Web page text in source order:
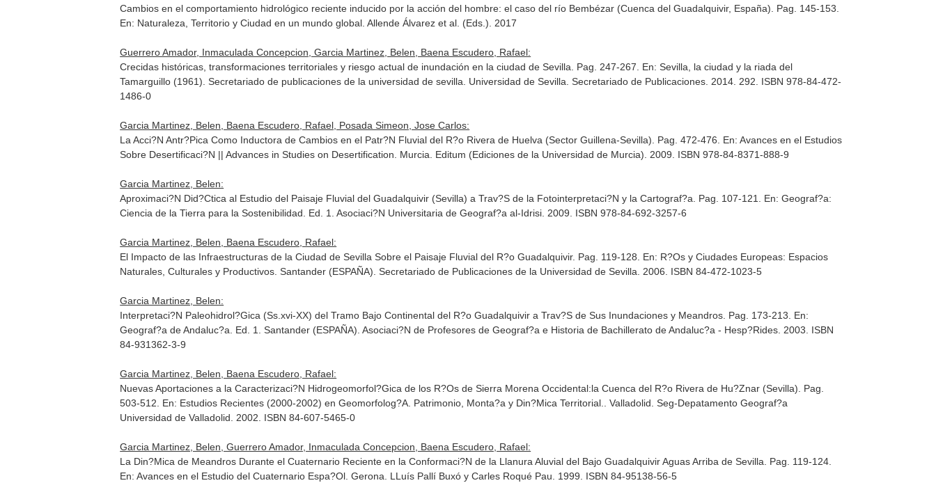
Cambios en el comportamiento hidrológico reciente inducido por la acción del hombre: el caso del río Bembézar (Cuenca del Guadalquivir, España). Pag. 145-153.
En: Naturaleza, Territorio y Ciudad en un mundo global . Allende Álvarez et al. (Eds.). 2017
Guerrero Amador, Inmaculada Concepcion, Garcia Martinez, Belen, Baena Escudero, Rafael:
Crecidas históricas, transformaciones territoriales y riesgo actual de inundación en la ciudad de Sevilla. Pag. 247-267. En: Sevilla, la ciudad y la riada del
Tamarguillo (1961) . Secretariado de publicaciones de la universidad de sevilla. Universidad de Sevilla. Secretariado de Publicaciones. 2014. 292. ISBN 978-84-472-
1486-0
Garcia Martinez, Belen, Baena Escudero, Rafael, Posada Simeon, Jose Carlos:
La Acci?N Antr?Pica Como Inductora de Cambios en el Patr?N Fluvial del R?o Rivera de Huelva (Sector Guillena-Sevilla). Pag. 472-476. En: Avances en el Estudios
Sobre Desertificaci?N || Advances in Studies on Desertification . Murcia. Editum (Ediciones de la Universidad de Murcia). 2009. ISBN 978-84-8371-888-9
Garcia Martinez, Belen:
Aproximaci?N Did?Ctica al Estudio del Paisaje Fluvial del Guadalquivir (Sevilla) a Trav?S de la Fotointerpretaci?N y la Cartograf?a. Pag. 107-121. En: Geograf?a:
Ciencia de la Tierra para la Sostenibilidad . Ed. 1. Asociaci?N Universitaria de Geograf?a al-Idrisi. 2009. ISBN 978-84-692-3257-6
Garcia Martinez, Belen, Baena Escudero, Rafael:
El Impacto de las Infraestructuras de la Ciudad de Sevilla Sobre el Paisaje Fluvial del R?o Guadalquivir. Pag. 119-128. En: R?Os y Ciudades Europeas: Espacios
Naturales, Culturales y Productivos . Santander (ESPAÑA). Secretariado de Publicaciones de la Universidad de Sevilla. 2006. ISBN 84-472-1023-5
Garcia Martinez, Belen:
Interpretaci?N Paleohidrol?Gica (Ss.xvi-XX) del Tramo Bajo Continental del R?o Guadalquivir a Trav?S de Sus Inundaciones y Meandros. Pag. 173-213. En:
Geograf?a de Andaluc?a . Ed. 1. Santander (ESPAÑA). Asociaci?N de Profesores de Geograf?a e Historia de Bachillerato de Andaluc?a - Hesp?Rides. 2003. ISBN
84-931362-3-9
Garcia Martinez, Belen, Baena Escudero, Rafael:
Nuevas Aportaciones a la Caracterizaci?N Hidrogeomorfol?Gica de los R?Os de Sierra Morena Occidental:la Cuenca del R?o Rivera de Hu?Znar (Sevilla). Pag.
503-512. En: Estudios Recientes (2000-2002) en Geomorfolog?A. Patrimonio, Monta?a y Din?Mica Territorial.
. Valladolid. Seg-Depatamento Geograf?a
Universidad de Valladolid. 2002. ISBN 84-607-5465-0
Garcia Martinez, Belen, Guerrero Amador, Inmaculada Concepcion, Baena Escudero, Rafael:
La Din?Mica de Meandros Durante el Cuaternario Reciente en la Conformaci?N de la Llanura Aluvial del Bajo Guadalquivir Aguas Arriba de Sevilla. Pag. 119-124.
En: Avances en el Estudio del Cuaternario Espa?Ol . Gerona. LLuís Pallí Buxó y Carles Roqué Pau. 1999. ISBN 84-95138-56-5